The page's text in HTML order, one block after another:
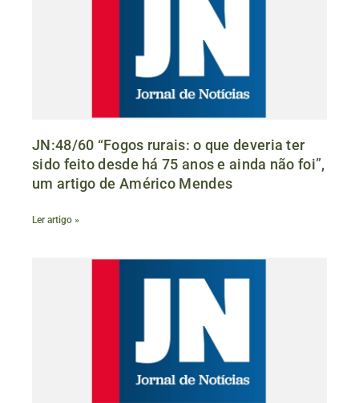
JN:48/60 “Fogos rurais: o que deveria ter
sido feito desde há 75 anos e ainda não foi”,
um artigo de Américo Mendes
Ler artigo »